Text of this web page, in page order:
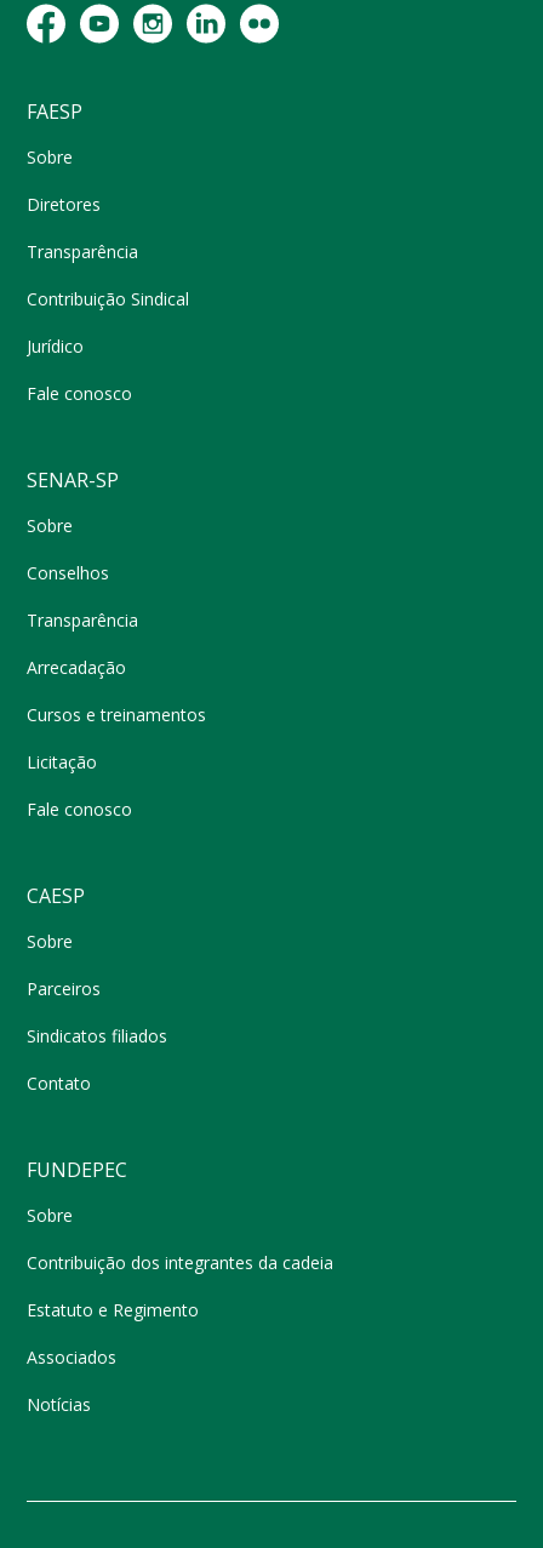
FAESP
Sobre
Diretores
Transparência
Contribuição Sindical
Jurídico
Fale conosco
SENAR-SP
Sobre
Conselhos
Transparência
Arrecadação
Cursos e treinamentos
Licitação
Fale conosco
CAESP
Sobre
Parceiros
Sindicatos filiados
Contato
FUNDEPEC
Sobre
Contribuição dos integrantes da cadeia
Estatuto e Regimento
Associados
Notícias